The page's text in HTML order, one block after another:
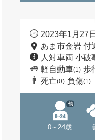
2023年1月27
あま市金岩 付
人対車両 小破
軽自動車(1) 歩
死亡(0) 負傷(1)
0～24歳
他